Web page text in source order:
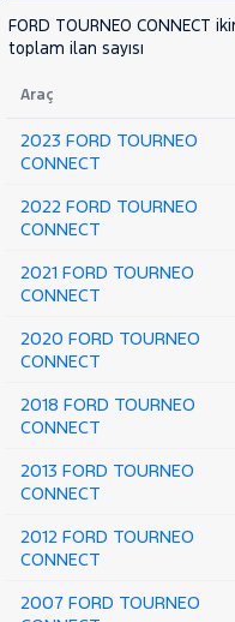
FORD TOURNEO CONNECT
toplam ilan sayısı
Araç
2023 FORD TOURNEO
CONNECT
2022 FORD TOURNEO
CONNECT
2021 FORD TOURNEO
CONNECT
2020 FORD TOURNEO
CONNECT
2018 FORD TOURNEO
CONNECT
2013 FORD TOURNEO
CONNECT
2012 FORD TOURNEO
CONNECT
2007 FORD TOURNEO